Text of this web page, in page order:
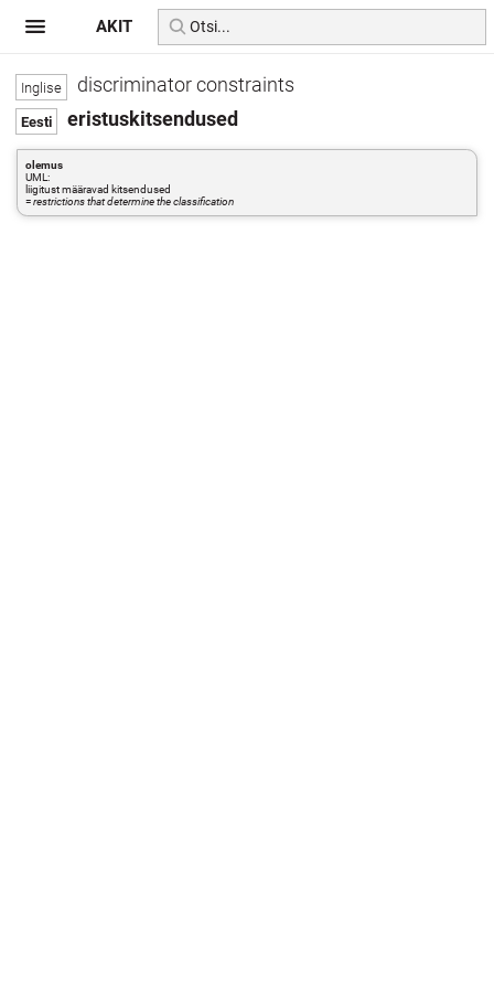
discriminator constraints
eristuskitsendused
olemus
UML:
liigitust määravad kitsendused
=restrictions that determine the classification
AKIT